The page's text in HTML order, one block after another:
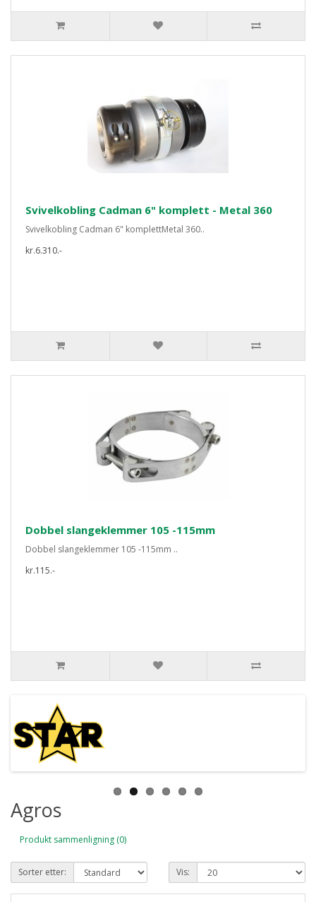
Svivelkobling Cadman 6" komplett - Metal 360
Svivelkobling Cadman 6" komplettMetal 360..
kr.6.310.-
Dobbel slangeklemmer 105 -115mm
Dobbel slangeklemmer 105 -115mm ..
kr.115.-
Agros
Produkt sammenligning (0)
Sorter etter: Vis: